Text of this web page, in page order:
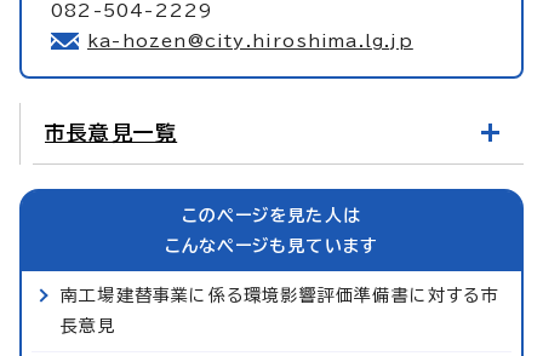
082-504-2229
ka-hozen@city.hiroshima.lg.jp
市長意見一覧
このページを見た人は
こんなページも見ています
南工場建替事業に係る環境影響評価準備書に対する市
長意見